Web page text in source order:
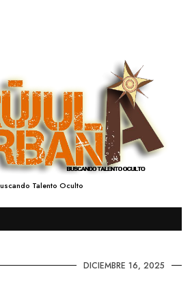
Talento Oculto
DICIEMBRE 16, 2025